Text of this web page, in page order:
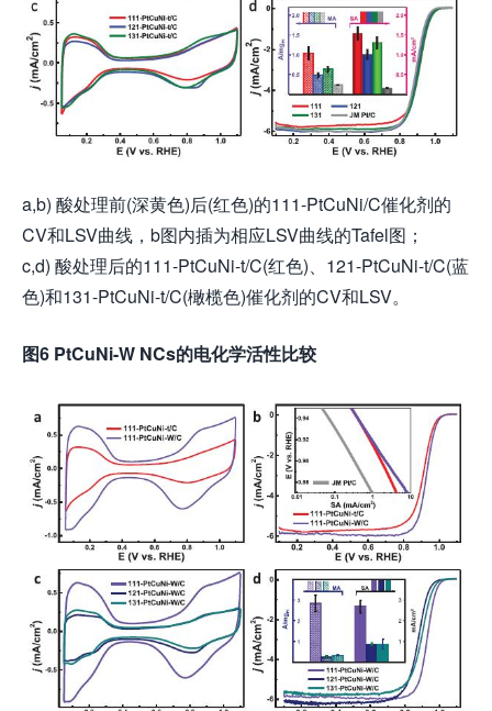
a,b) 酸处理前(深黄色)后(红色)的111-PtCuNi/C催化剂的
CV和LSV曲线，b图内插为相应LSV曲线的Tafel图；
c,d) 酸处理后的111-PtCuNi-t/C(红色)、121-PtCuNi-t/C(蓝
色)和131-PtCuNi-t/C(橄榄色)催化剂的CV和LSV。
图6 PtCuNi-W NCs的电化学活性比较